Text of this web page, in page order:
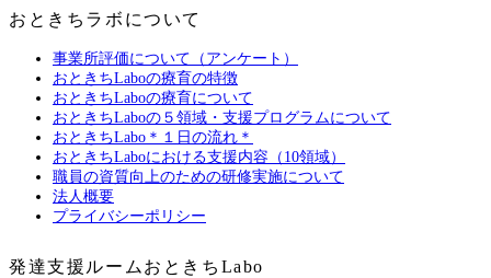
おときちラボについて
事業所評価について（アンケート）
おときちLaboの療育の特徴
おときちLaboの療育について
おときちLaboの５領域・支援プログラムについて
おときちLabo＊１日の流れ＊
おときちLaboにおける支援内容（10領域）
職員の資質向上のための研修実施について
法人概要
プライバシーポリシー
発達支援ルームおときちLabo